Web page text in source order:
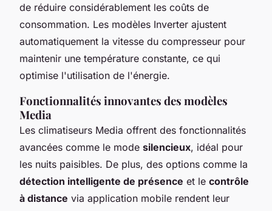
de réduire considérablement les coûts de
consommation. Les modèles Inverter ajustent
automatiquement la vitesse du compresseur pour
maintenir une température constante, ce qui
optimise l'utilisation de l'énergie.
Fonctionnalités innovantes des modèles
Media
Les climatiseurs Media offrent des fonctionnalités
avancées comme le mode silencieux, idéal pour
les nuits paisibles. De plus, des options comme la
détection intelligente de présence et le contrôle
à distance via application mobile rendent leur